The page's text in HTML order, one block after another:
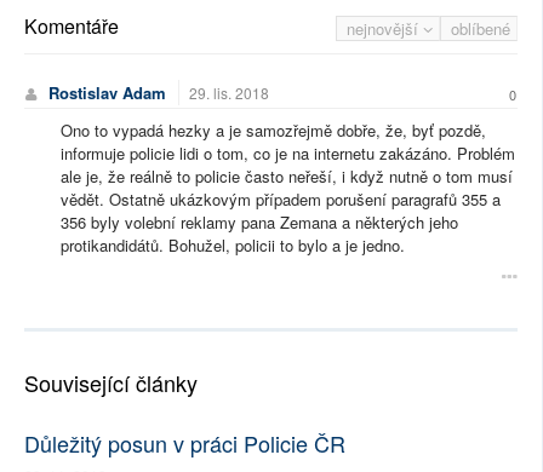
nejnovější oblíbené
Komentáře
Rostislav Adam 29. lis. 2018 0
Ono to vypadá hezky a je samozřejmě dobře, že, byť pozdě,
informuje policie lidi o tom, co je na internetu zakázáno. Problém
ale je, že reálně to policie často neřeší, i když nutně o tom musí
vědět. Ostatně ukázkovým případem porušení paragrafů 355 a
356 byly volební reklamy pana Zemana a některých jeho
protikandidátů. Bohužel, policii to bylo a je jedno.
Související články
Důležitý posun v práci Policie ČR